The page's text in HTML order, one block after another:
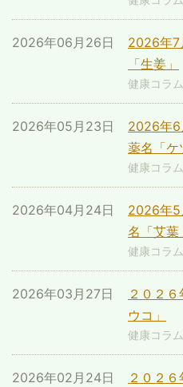
2026年7
「生姜」
2026年06月26日
健康コラ
2026年6
薬名「ケ
2026年05月23日
健康コラ
2026年
名「艾葉
2026年04月24日
健康コラ
２０２
ウコ」
2026年03月27日
健康コラ
２０２
2026年02月24日